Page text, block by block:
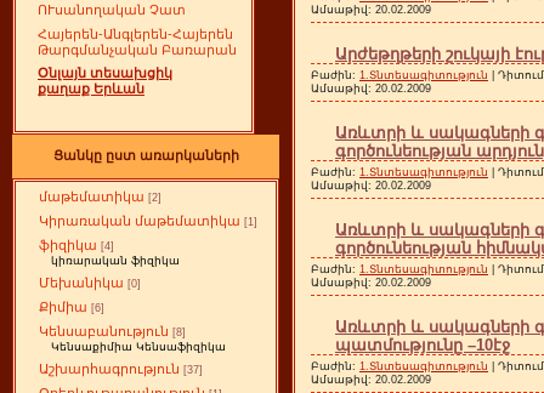
ՈՒսանողական Չատ
Հայերեն-Անգլերեն-Հայերեն
Թարգմանչական Բառարան
Օնլայն տեսախցիկ
քաղաք Երևան
Ցանկը ըստ առարկաների
մաթեմատիկա [2]
Կիրառական մաթեմատիկա [1]
ֆիզիկա [4]
կիռարական ֆիզիկա
Մեխանիկա [0]
Քիմիա [6]
Կենսաբանություն [8]
Կենսաքիմիա Կենսաֆիզիկա
Աշխարհագրություն [37]
Ամսաթիվ: 20.02.2009
Արժեթղթերի շուկայի
Բաժին: 1.Տնտեսագիտություն |
Ամսաթիվ: 20.02.2009
Առևտրի և սակագների
գործունեության
Բաժին: 1.Տնտեսագիտություն |
Ամսաթիվ: 20.02.2009
Առևտրի և սակագների
գործունեության
Բաժին: 1.Տնտեսագիտություն |
Ամսաթիվ: 20.02.2009
Առևտրի և սակագների
պատմությունը –10էջ
Բաժին: 1.Տնտեսագիտություն |
Ամսաթիվ: 20.02.2009